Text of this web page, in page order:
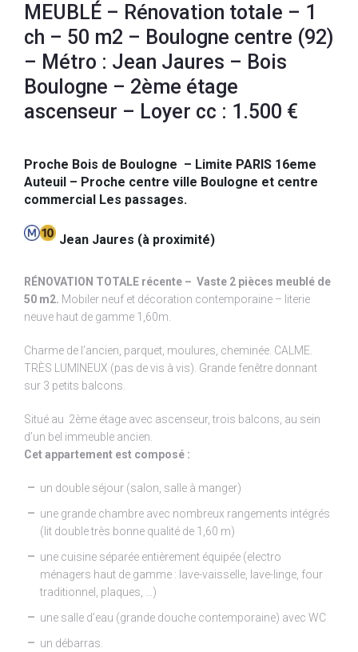
MEUBLÉ – Rénovation totale – 1
ch – 50 m2 – Boulogne centre (92)
– Métro : Jean Jaures – Bois
Boulogne – 2ème étage
ascenseur – Loyer cc : 1.500 €
Proche Bois de Boulogne – Limite PARIS 16eme
Auteuil – Proche centre ville Boulogne et centre
commercial Les passages.
Jean Jaures (à proximité)
RÉNOVATION TOTALE récente – Vaste 2 pièces meublé de
50 m2. Mobiler neuf et décoration contemporaine – literie
neuve haut de gamme 1,60m.
Charme de l’ancien, parquet, moulures, cheminée. CALME.
TRÈS LUMINEUX (pas de vis à vis). Grande fenêtre donnant
sur 3 petits balcons.
Situé au 2ème étage avec ascenseur, trois balcons, au sein
d’un bel immeuble ancien.
Cet appartement est composé :
un double séjour (salon, salle à manger)
une grande chambre avec nombreux rangements intégrés
(lit double très bonne qualité de 1,60 m)
une cuisine séparée entièrement équipée (electro
ménagers haut de gamme : lave-vaisselle, lave-linge, four
traditionnel, plaques, …)
une salle d’eau (grande douche contemporaine) avec WC
un débarras.